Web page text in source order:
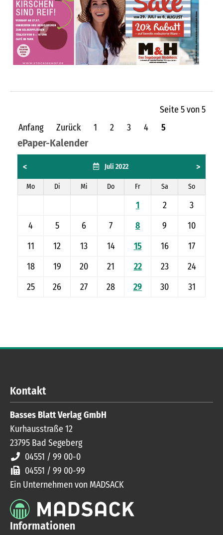
Seite 5 von 5
Anfang
Zurück 1 2 3 4 5
ePaper-Kalender
< Juli 2022 >
Mo Di Mi Do Fr Sa So
1 2
3
4
5 6 7 8 9
10
11
12 13 14 15 16
17
18
19 20 21 22 23
24
25
26 27 28 29 30 31
Kontakt
Basses Blatt Verlag GmbH
Kurhausstraße 12
23795 Bad Segeberg
04551 / 99 00-0
04551 / 99 00-99
Ein Unternehmen von MADSACK
Informationen